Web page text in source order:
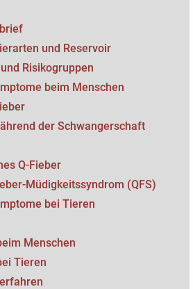
und Reservoir
Risikogruppen
beim Menschen
der Schwangerschaft
Q-Fieber
Müdigkeitssyndrom (QFS)
bei Tieren
Menschen
Tieren